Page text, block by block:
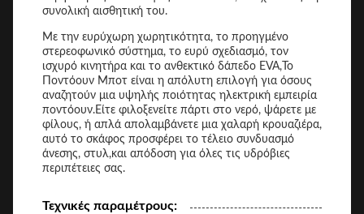
συνολική αισθητική του.
Με την ευρύχωρη χωρητικότητα, το προηγμένο
στερεοφωνικό σύστημα, το ευρύ σχεδιασμό, τον
ισχυρό κινητήρα και το ανθεκτικό δάπεδο EVA,Το
Ποντόουν Μποτ είναι η απόλυτη επιλογή για όσους
αναζητούν μια υψηλής ποιότητας ηλεκτρική εμπειρία
ποντόουν.Είτε φιλοξενείτε πάρτι στο νερό, ψάρετε με
φίλους, ή απλά απολαμβάνετε μια χαλαρή κρουαζιέρα,
αυτό το σκάφος προσφέρει το τέλειο συνδυασμό
άνεσης, στυλ,και απόδοση για όλες τις υδρόβιες
περιπέτειες σας.
Τεχνικές παραμέτρους: